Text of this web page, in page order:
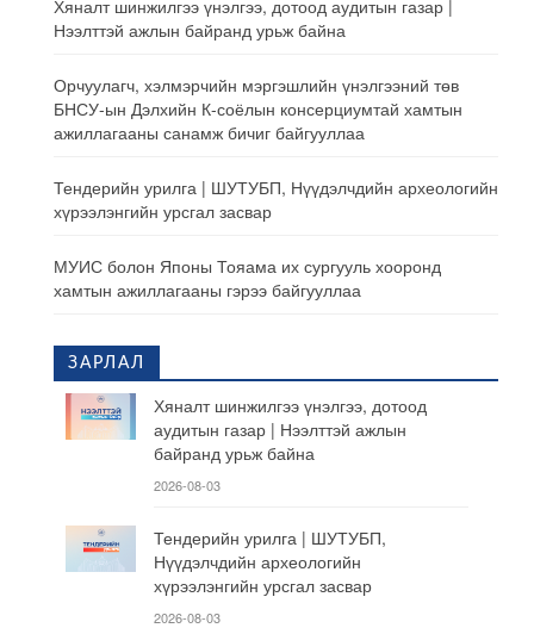
Хяналт шинжилгээ үнэлгээ, дотоод аудитын газар |
Нээлттэй ажлын байранд урьж байна
Орчуулагч, хэлмэрчийн мэргэшлийн үнэлгээний төв
БНСУ-ын Дэлхийн К-соёлын консерциумтай хамтын
ажиллагааны санамж бичиг байгууллаа
Тендерийн урилга | ШУТУБП, Нүүдэлчдийн археологийн
хүрээлэнгийн урсгал засвар
МУИС болон Японы Тояама их сургууль хооронд
хамтын ажиллагааны гэрээ байгууллаа
ЗАРЛАЛ
Хяналт шинжилгээ үнэлгээ, дотоод
аудитын газар | Нээлттэй ажлын
байранд урьж байна
2026-08-03
Тендерийн урилга | ШУТУБП,
Нүүдэлчдийн археологийн
хүрээлэнгийн урсгал засвар
2026-08-03